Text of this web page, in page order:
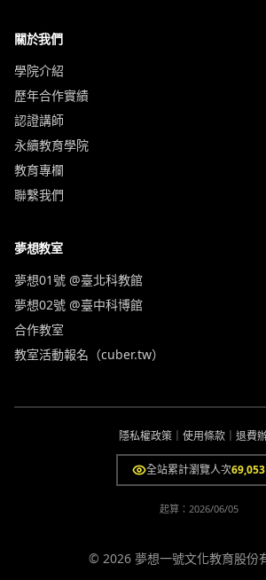
關於我們
學院介紹
歷年合作實績
認證講師
永續教育學院
教育專欄
聯繫我們
夢想教室
夢想01號 @臺北科教館
夢想02號 @臺中科博館
合作教室
教室活動報名（cuber.tw）
隱私權政策 使用條款 退費
全站累計瀏覽人次69,053
起算： 2026/06/05
© 2026 夢想一號文化教育股份